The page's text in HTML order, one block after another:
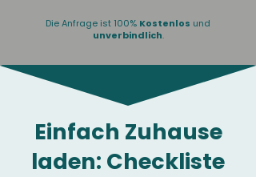
Die Anfrage ist 100% Kostenlos und
unverbindlich.
Einfach Zuhause
laden: Checkliste